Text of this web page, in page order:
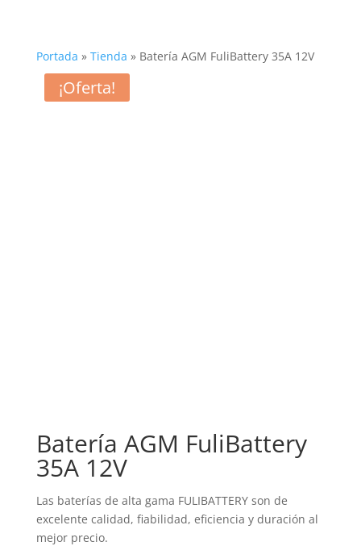
Portada » Tienda » Batería AGM FuliBattery 35A 12V
¡Oferta!
Batería AGM FuliBattery
35A 12V
Las baterías de alta gama FULIBATTERY son de
excelente calidad, fiabilidad, eficiencia y duración al
mejor precio.